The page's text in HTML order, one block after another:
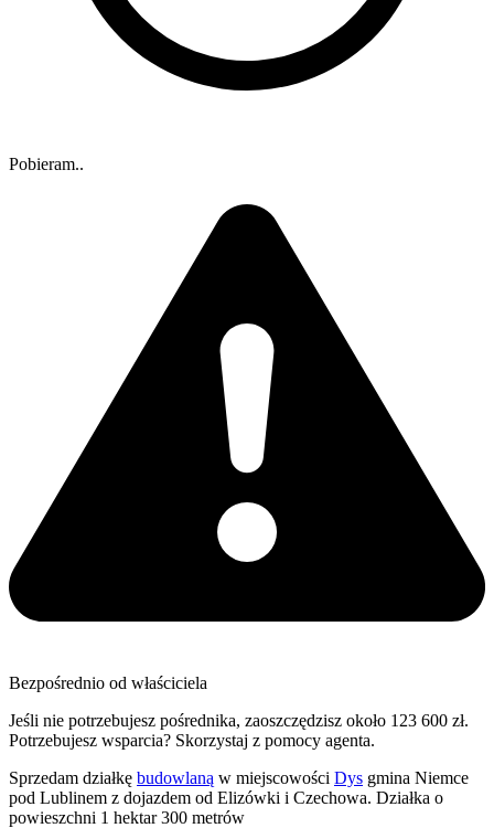
Pobieram..
Bezpośrednio od właściciela
Jeśli nie potrzebujesz pośrednika, zaoszczędzisz około 123 600 zł.
Potrzebujesz wsparcia? Skorzystaj z pomocy agenta.
Sprzedam działkę budowlaną w miejscowości Dys gmina Niemce
pod Lublinem z dojazdem od Elizówki i Czechowa. Działka o
powieszchni 1 hektar 300 metrów